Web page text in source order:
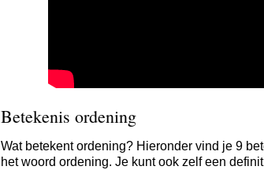
Betekenis ordening
Wat betekent ordening? Hieronder vind je 9
het woord ordening. Je kunt ook zelf een